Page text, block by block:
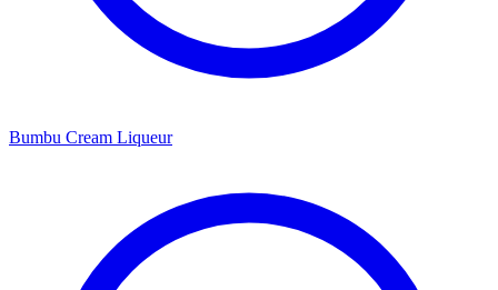
Bumbu Cream Liqueur